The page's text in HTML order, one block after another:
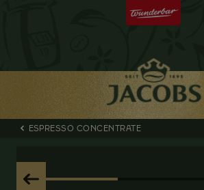
ESPRESSO CONCENTRATE